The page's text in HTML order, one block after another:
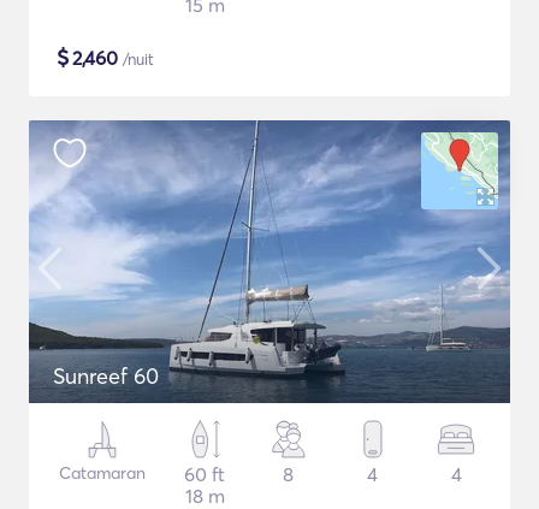
15 m
$2,460 /nuit
Sunreef 60
Catamaran
60 ft
18 m
8 4 4